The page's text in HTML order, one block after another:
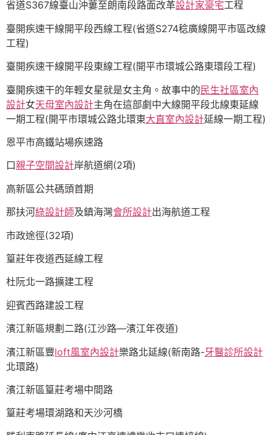
省道S367線臺山沖蔞至朗南段路面改革設計家豪宅工程
臺開疾速干線開平段西線工程(省道S274稔廣線開平市區改線
工程)
臺開疾速干線開平段東線工程(開平市環城公路東環段工程)
臺開疾速干的年輕女星就是女主角。故事中的民生社區室內
設計女天母室內設計主角在這部劇中大線開平段北線東延線
一期工程(開平市環城公路北環東大直室內設計延線一期工程)
恩平市高鐵站場疾速路
口親子空間設計岸航道網(2項)
高新區公共碼頭首期
那扶河綠設計師及鎮海灣會所設計出海航道工程
市政途徑(32項)
篁莊年夜道西延線工程
杜阮北一路擴建工程
迎賓西路建設工程
濱江新區規劃二路(江沙路—濱江年夜道)
濱江新區豐loft風室內設計樂路北延線(新南路-牙醫診所設計
北環路)
濱江新區篁莊考場中間路
篁莊考場環湖路和天沙河橋